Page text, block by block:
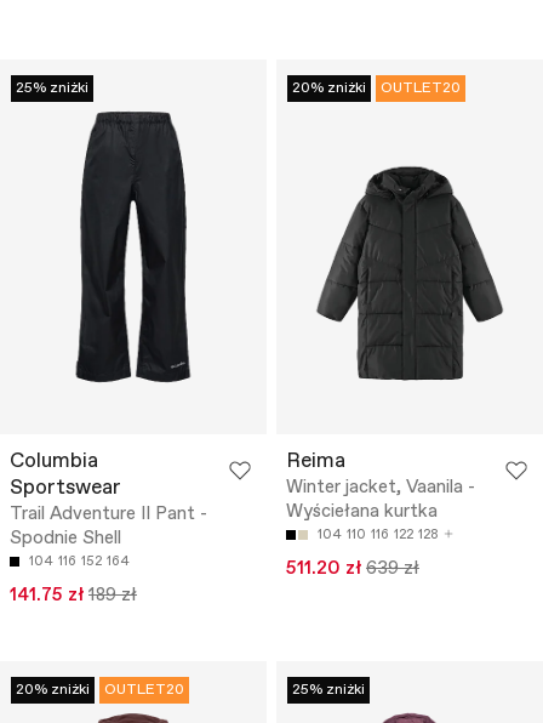
25% zniżki
Columbia
Sportswear
Trail Adventure II Pant -
Spodnie Shell
104 116 152 164
141.75 zł 189 zł
20% zniżki OUTLET20
Reima
Winter jacket, Vaanila -
Wyściełana kurtka
104 110 116 122 128
511.20 zł 639 zł
20% zniżki OUTLET20 25% zniżki